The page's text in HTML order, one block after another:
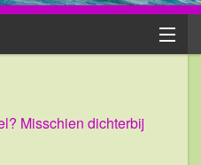
Misschien dichterbij